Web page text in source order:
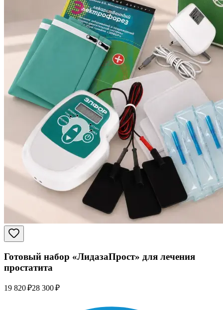
Готовый набор «ЛидазаПрост» для лечения
простатита
19 820 ₽28 300 ₽